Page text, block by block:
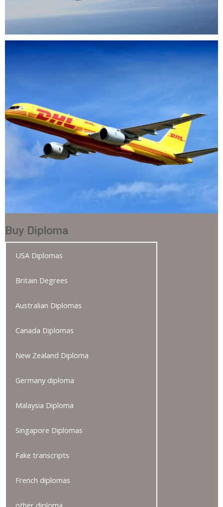
Buy Diploma
USA Diplomas
Britain Degrees
Australian Diplomas
Canada Diplomas
New Zealand Diploma
Germany diploma
Malaysia Diploma
Singapore Diplomas
Fake transcripts
French diplomas
other diploma